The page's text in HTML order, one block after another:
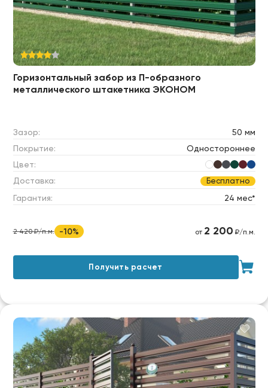
Горизонтальный забор из П-образного
металлического штакетника ЭКОНОМ
Зазор:
50 мм
Покрытие:
Одностороннее
Цвет:
Доставка:
Бесплатно
Гарантия: 24 мес*
2 420 ₽/п.м. -10% от 2 200 ₽/п.м.
Получить расчет